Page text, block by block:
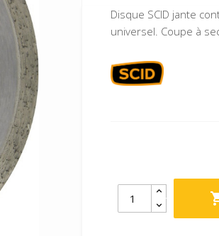
Disque SCID jante
universel. Coupe à